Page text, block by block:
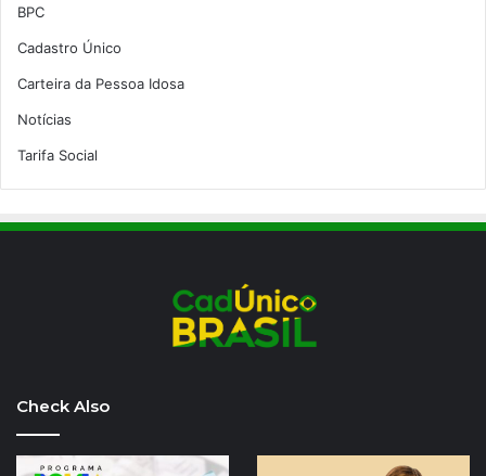
BPC
Cadastro Único
Carteira da Pessoa Idosa
Notícias
Tarifa Social
Check Also